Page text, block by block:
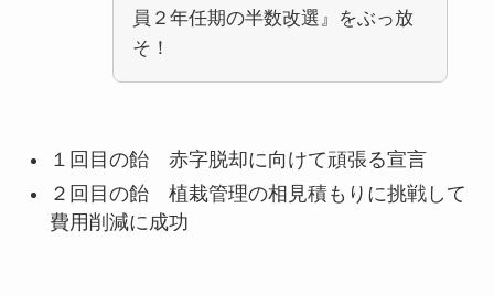
員２年任期の半数改選』をぶっ放
そ！
１回目の飴 赤字脱却に向けて頑張る宣言
２回目の飴 植栽管理の相見積もりに挑戦して
費用削減に成功